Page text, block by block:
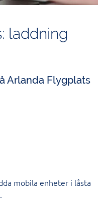
laddning
Arlanda Flygplats
mobila enheter i låsta